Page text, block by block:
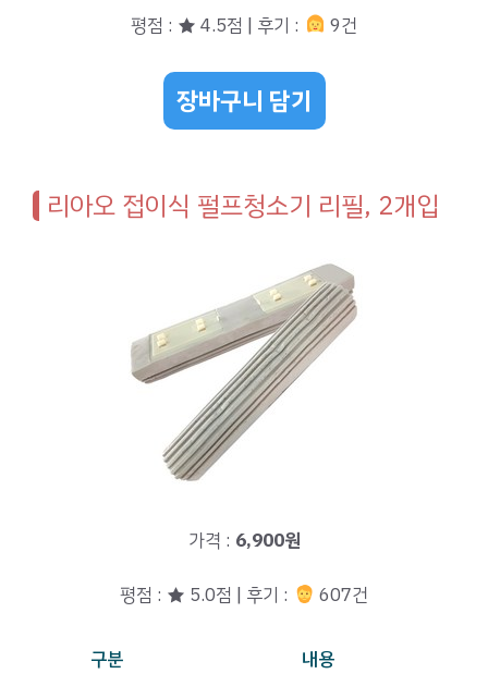
평점 : ★ 4.5점 | 후기 : 9건
장바구니 담기
리아오 접이식 펄프청소기 리필, 2개입
가격 : 6,900원
평점 : ★ 5.0점 | 후기 : 607건
구분
내용